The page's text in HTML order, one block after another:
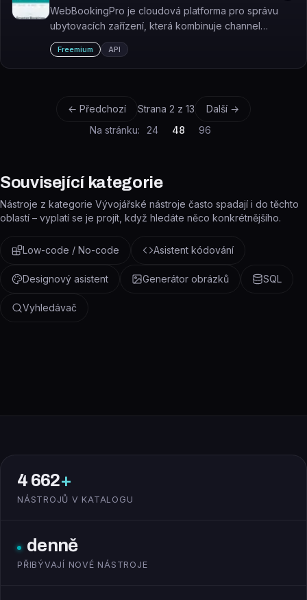
WebBookingPro je cloudová platforma pro správu
ubytovacích zařízení, která kombinuje channel
manager, booking engine a revenue management
bez provizí.
Freemium API
← Předchozí Strana 2 z 13
Další →
Na stránku:
24 48 96
Související kategorie
Nástroje z kategorie Vývojářské nástroje často spadají i do těchto
oblastí – vyplatí se je projít, když hledáte něco konkrétnějšího.
Low-code / No-code Asistent kódování
Designový asistent Generátor obrázků SQL
Vyhledávač
4 662+
NÁSTROJŮ V KATALOGU
denně
PŘIBÝVAJÍ NOVÉ NÁSTROJE